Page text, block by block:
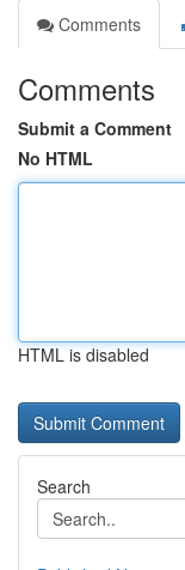
Comments
Comments
Submit a Comment
No HTML
HTML is disabled
Search